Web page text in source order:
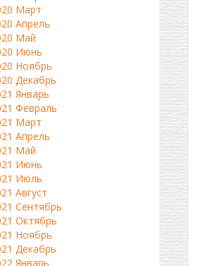
Март
Апрель
Май
Июнь
Ноябрь
Декабрь
Январь
Февраль
Март
Апрель
Май
Июнь
Июль
Август
Сентябрь
Октябрь
Ноябрь
Декабрь
Январь